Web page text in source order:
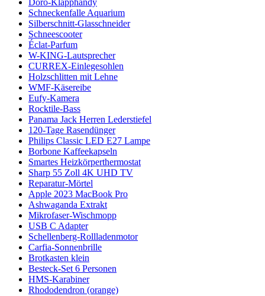
Doro-Klapphandy
Schneckenfalle Aquarium
Silberschnitt-Glasschneider
Schneescooter
Éclat-Parfum
W-KING-Lautsprecher
CURREX-Einlegesohlen
Holzschlitten mit Lehne
WMF-Käsereibe
Eufy-Kamera
Rocktile-Bass
Panama Jack Herren Lederstiefel
120-Tage Rasendünger
Philips Classic LED E27 Lampe
Borbone Kaffeekapseln
Smartes Heizkörperthermostat
Sharp 55 Zoll 4K UHD TV
Reparatur-Mörtel
Apple 2023 MacBook Pro
Ashwaganda Extrakt
Mikrofaser-Wischmopp
USB C Adapter
Schellenberg-Rollladenmotor
Carfia-Sonnenbrille
Brotkasten klein
Besteck-Set 6 Personen
HMS-Karabiner
Rhododendron (orange)